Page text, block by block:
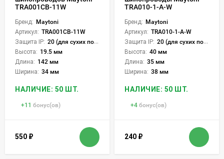
TRA001CB-11W
Бренд: Maytoni
Артикул: TRA001CB-11W
Защита IP: 20 (для сухих пом.)
Высота: 19.5 мм
Длина: 142 мм
Ширина: 34 мм
НАЛИЧИЕ: 50 ШТ.
+11 бонус(ов)
550 ₽
TRA010-1-A-W
Бренд: Maytoni
Артикул: TRA010-1-A-W
Защита IP: 20 (для сухих пом.)
Высота: 40 мм
Длина: 35 мм
Ширина: 38 мм
НАЛИЧИЕ: 50 ШТ.
+4 бонус(ов)
240 ₽